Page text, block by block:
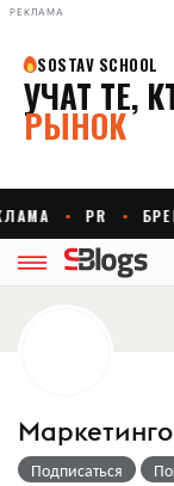
РЕКЛАМА
Подписаться